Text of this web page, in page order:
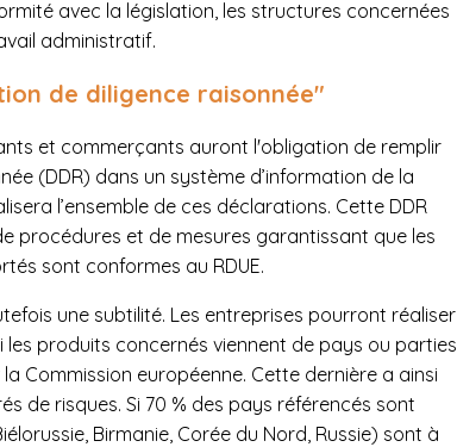
avec la législation, les structures concernées
administratif.
de diligence raisonnée"
et commerçants auront l'obligation de remplir
(DDR) dans un système d’information de la
l’ensemble de ces déclarations. Cette DDR
procédures et de mesures garantissant que les
sont conformes au RDUE.
une subtilité. Les entreprises pourront réaliser
les produits concernés viennent de pays ou parties
Commission européenne. Cette dernière a ainsi
de risques. Si 70 % des pays référencés sont
Birmanie, Corée du Nord, Russie) sont à